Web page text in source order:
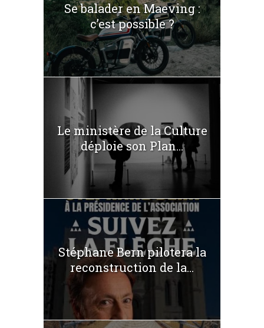
Se balader en Maeving :
c’est possible ?
Le ministère de la Culture
déploie son Plan...
Stéphane Bern pilotera la
reconstruction de la...